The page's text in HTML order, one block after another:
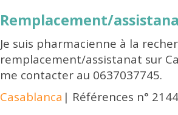
Remplacement/
Je suis pharmacienne à la
remplacement/assistanat sur
me contacter au 0637037745.
Casablanca | Références n°